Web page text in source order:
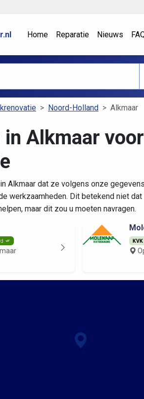
Home Reparatie Nieuws
Noord-Holland Alkmaar
in Alkmaar voor
in Alkmaar dat ze volgens onze
werkzaamheden. Dit betekend niet
maar dit zou u moeten navragen.
KVK